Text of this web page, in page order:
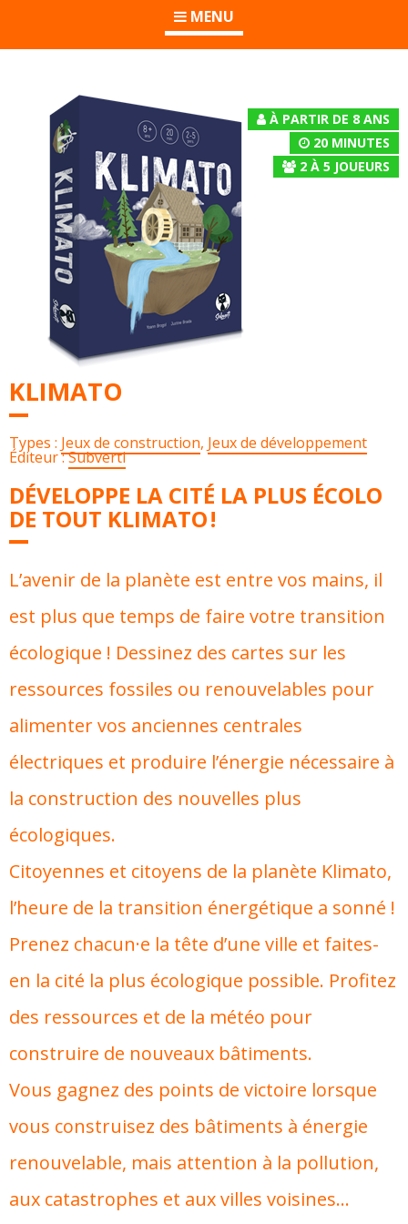
MENU
À PARTIR DE 8 ANS
20 MINUTES
2 À 5 JOUEURS
KLIMATO
Types : Jeux de construction, Jeux de développement
Éditeur :Subverti
DÉVELOPPE LA CITÉ LA PLUS ÉCOLO
DE TOUT KLIMATO !
L’avenir de la planète est entre vos mains, il
est plus que temps de faire votre transition
écologique ! Dessinez des cartes sur les
ressources fossiles ou renouvelables pour
alimenter vos anciennes centrales
électriques et produire l’énergie nécessaire à
la construction des nouvelles plus
écologiques.
Citoyennes et citoyens de la planète Klimato,
l’heure de la transition énergétique a sonné !
Prenez chacun·e la tête d’une ville et faites-
en la cité la plus écologique possible. Profitez
des ressources et de la météo pour
construire de nouveaux bâtiments.
Vous gagnez des points de victoire lorsque
vous construisez des bâtiments à énergie
renouvelable, mais attention à la pollution,
aux catastrophes et aux villes voisines…